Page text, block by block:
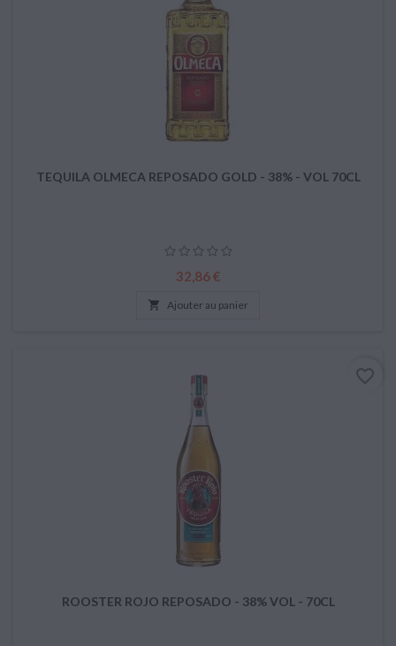
TEQUILA OLMECA REPOSADO GOLD - 38% - VOL 70CL
Prix
32,86 €
 Ajouter au panier
ROOSTER ROJO REPOSADO - 38% VOL - 70CL
favorite_border